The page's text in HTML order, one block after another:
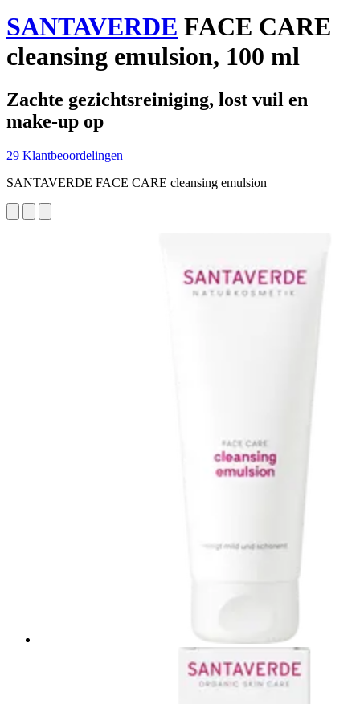
SANTAVERDE FACE CARE
cleansing emulsion, 100 ml
Zachte gezichtsreiniging, lost vuil en
make-up op
29 Klantbeoordelingen
SANTAVERDE FACE CARE cleansing emulsion